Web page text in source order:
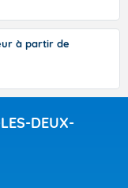
à partir de
DEUX-